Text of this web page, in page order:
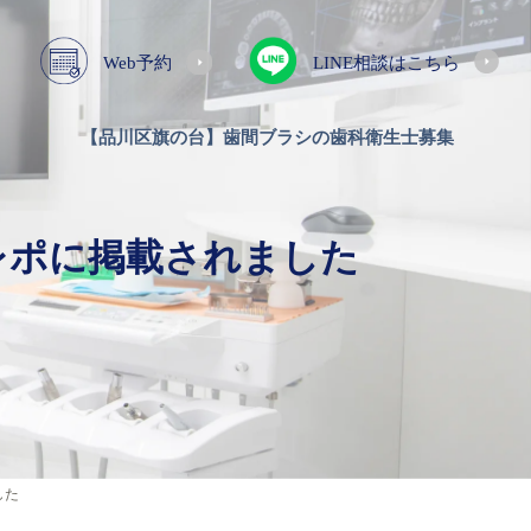
Web予約 LINE相談はこちら
【品川区旗の台】歯間ブラシの歯科衛生士募集
に掲載されました
た